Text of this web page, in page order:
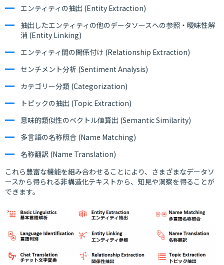
エンティティの抽出 (Entity Extraction)
抽出したエンティティの他のデータソースへの参照・曖昧性解
消 (Entity Linking)
エンティティ間の関係付け (Relationship Extraction)
センチメント分析 (Sentiment Analysis)
カテゴリー分類 (Categorization)
トピックの抽出 (Topic Extraction)
意味的類似性のベクトル値算出 (Semantic Similarity)
多言語の名称照合 (Name Matching)
名称翻訳 (Name Translation)
これら豊富な機能を組み合わせることにより、さまざまなデータソ
ースから得られる非構造化テキストから、知見や洞察を得ることが
できます。